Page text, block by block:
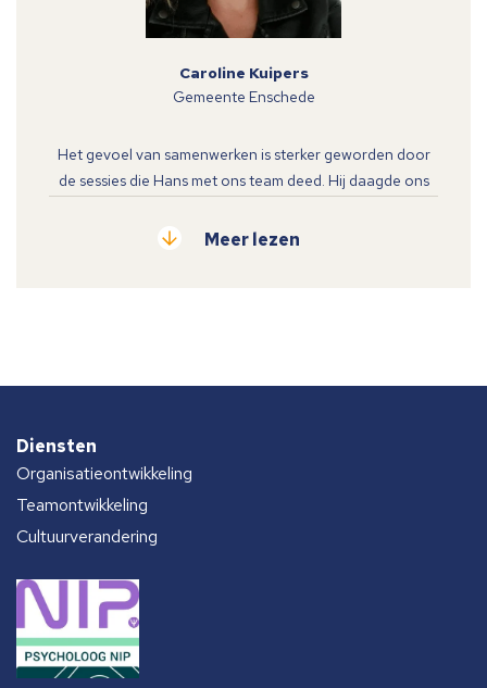
Caroline Kuipers
Gemeente Enschede
Het gevoel van samenwerken is sterker geworden door
de sessies die Hans met ons team deed. Hij daagde ons
Dit was soms confronterend en zorgde tegelijkertijd voor
Meer lezen
Diensten
Organisatieontwikkeling
Teamontwikkeling
Cultuurverandering